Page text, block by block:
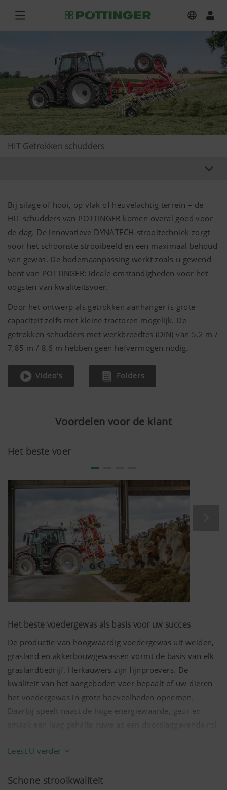
HIT Getrokken schudders
Bij silage of hooi, op vlak of heuvelachtig terrein – de
HIT-schudders van PÖTTINGER komen overal goed voor
de dag. De innovatieve DYNATECH-strooitechniek zorgt
voor het schoonste strooibeeld en een maximaal behoud
van gewas. De bodemaanpassing werkt zoals u gewend
bent van PÖTTINGER: ideale omstandigheden voor het
oogsten van kwaliteitsvoer.
Door het ontwerp als getrokken aanhanger is grote
capaciteit zelfs met kleine tractoren mogelijk. De
getrokken schudders met werkbreedtes (DIN) van 5,2 m /
7,85 m / 8,6 m hebben geen hefvermogen nodig.
Video's Folders
Voordelen voor de klant
Het beste voer
Het beste voedergewas als basis voor uw succes
De productie van hoogwaardig voedergewas uit weiden,
grasland en akkerbouwgewassen vormt de basis van elk
graslandbedrijf. Herkauwers zijn fijnproevers. De
kwaliteit van het aangeboden voer bepaalt of uw dieren
het voedergewas in grote hoeveelheden opnemen.
Daarbij speelt naast de hoge energiewaarde, geur en
gevreten. Daardoor kan het gebruik van krachtvoer
voederkosten en anderzijds tot een beter gestel van de
Leest U verder
Schone strooikwaliteit